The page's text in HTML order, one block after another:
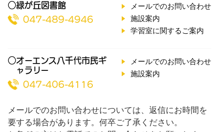
○緑が丘図書館
047-489-4946
メールでのお問い合わせ
施設案内
学習室に関するご案内
○オーエンス八千代市民ギ
ャラリー
047-406-4116
メールでのお問い合わせ
施設案内
メールでのお問い合わせについては、返信にお時間を
要する場合があります。何卒ご了承ください。